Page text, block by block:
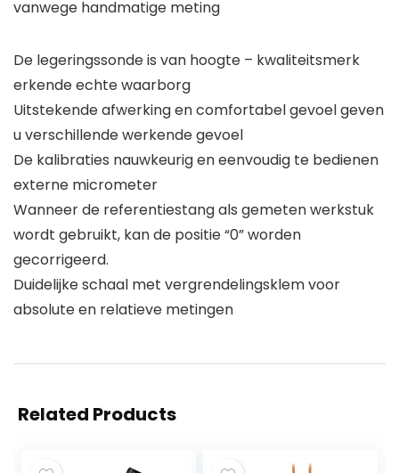
vanwege handmatige meting
De legeringssonde is van hoogte – kwaliteitsmerk
erkende echte waarborg
Uitstekende afwerking en comfortabel gevoel geven
u verschillende werkende gevoel
De kalibraties nauwkeurig en eenvoudig te bedienen
externe micrometer
Wanneer de referentiestang als gemeten werkstuk
wordt gebruikt, kan de positie “0” worden
gecorrigeerd.
Duidelijke schaal met vergrendelingsklem voor
absolute en relatieve metingen
Related Products